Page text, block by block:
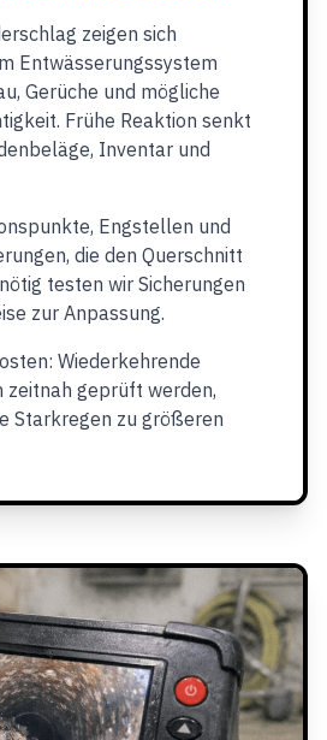
zeigen sich
Entwässerungssystem
Gerüche und mögliche
Frühe Reaktion senkt
Inventar und
Engstellen und
die den Querschnitt
testen wir Sicherungen
zur Anpassung.
Wiederkehrende
geprüft werden,
Starkregen zu größeren